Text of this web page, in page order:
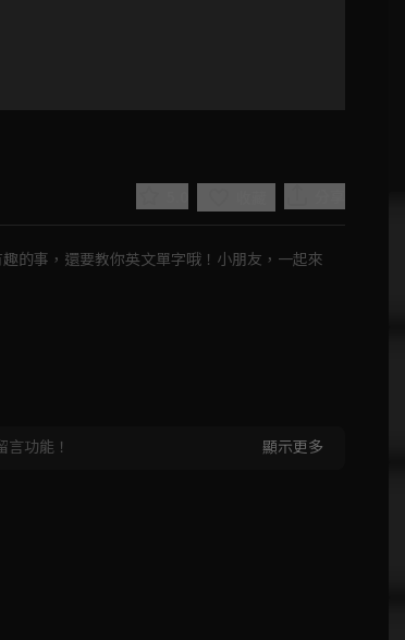
的事，還要教你英文單字哦！小朋友，一起來
言功能！ 顯示更多